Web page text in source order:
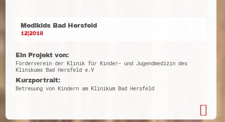
Medikids Bad Hersfeld
12|2018
Ein Projekt von:
Förderverein der Klinik für Kinder- und Jugendmedizin des
Klinikums Bad Hersfeld e.V
Kurzportrait:
Betreuung von Kindern am Klinikum Bad Hersfeld